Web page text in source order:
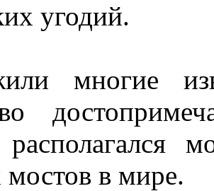
угодий.
многие
в мире.